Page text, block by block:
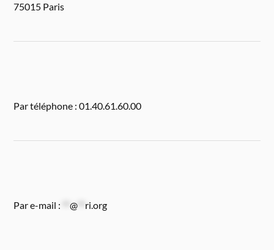
75015 Paris
Par téléphone : 01.40.61.60.00
Par e-mail : **@ ri.org